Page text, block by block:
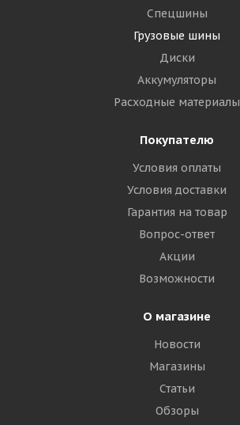
Спецшины
Грузовые шины
Диски
Аккумуляторы
Расходные материалы
Покупателю
Условия оплаты
Условия доставки
Гарантия на товар
Вопрос-ответ
Акции
Возможности
О магазине
Новости
Магазины
Статьи
Обзоры